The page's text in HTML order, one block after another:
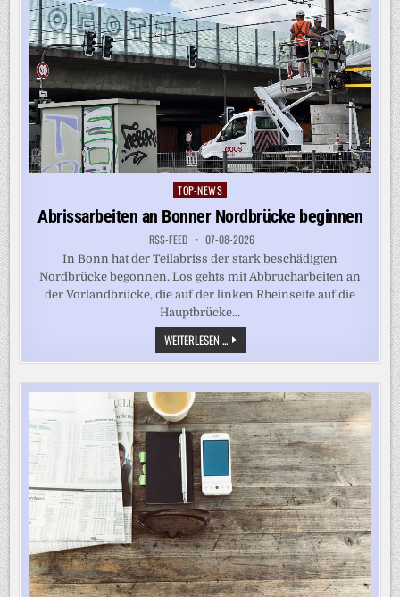
Posted
TOP-NEWS
Abrissarbeiten an Bonner Nordbrücke beginnen
RSS-FEED 07-08-2026
In Bonn hat der Teilabriss der stark beschädigten
Nordbrücke begonnen. Los gehts mit Abbrucharbeiten an
der Vorlandbrücke, die auf der linken Rheinseite auf die
Hauptbrücke...
WEITERLESEN ... ABRISSARBEITEN
AN
BONNER
BEGINNEN